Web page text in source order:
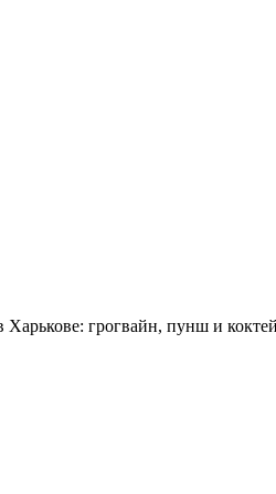
Харькове: грогвайн, пунш и